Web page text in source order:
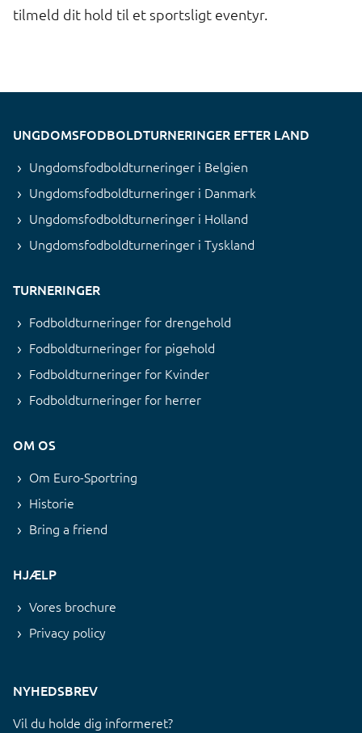
tilmeld dit hold til et sportsligt eventyr.
UNGDOMSFODBOLDTURNERINGER EFTER LAND
Ungdomsfodboldturneringer i Belgien
Ungdomsfodboldturneringer i Danmark
Ungdomsfodboldturneringer i Holland
Ungdomsfodboldturneringer i Tyskland
TURNERINGER
Fodboldturneringer for drengehold
Fodboldturneringer for pigehold
Fodboldturneringer for Kvinder
Fodboldturneringer for herrer
OM OS
Om Euro-Sportring
Historie
Bring a friend
HJÆLP
Vores brochure
Privacy policy
NYHEDSBREV
Vil du holde dig informeret?